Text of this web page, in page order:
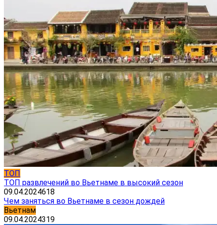
ТОП
ТОП развлечений во Вьетнаме в высокий сезон
09.04.2024618
Чем заняться во Вьетнаме в сезон дождей
Вьетнам
09.04.2024319